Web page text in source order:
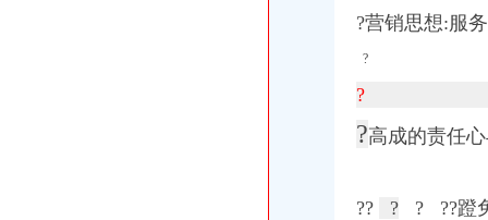
?营销思想:服
?
?
?高成的责任
?? ? ? ??蹬